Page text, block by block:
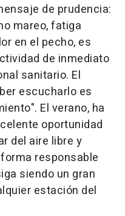
de prudencia:
mareo, fatiga
en el pecho, es
de inmediato
sanitario. El
escucharlo es
El verano, ha
oportunidad
del aire libre y
responsable
siendo un gran
estación del